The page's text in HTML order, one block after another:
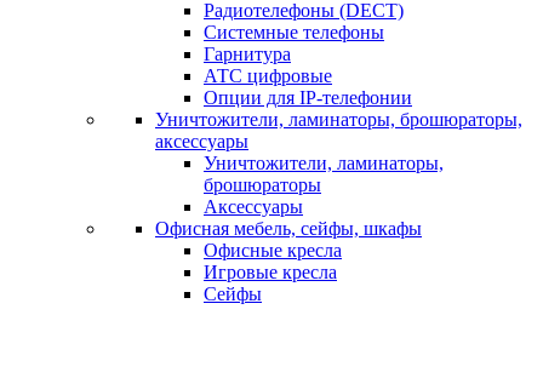
Радиотелефоны (DECT)
Системные телефоны
Гарнитура
АТС цифровые
Опции для IP-телефонии
Уничтожители, ламинаторы, брошюраторы,
аксессуары
Уничтожители, ламинаторы,
брошюраторы
Аксессуары
Офисная мебель, сейфы, шкафы
Офисные кресла
Игровые кресла
Сейфы